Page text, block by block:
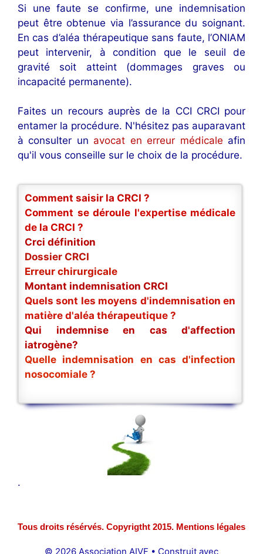
Si une faute se confirme, une indemnisation
peut être obtenue via l’assurance du soignant.
En cas d’aléa thérapeutique sans faute, l’ONIAM
peut intervenir, à condition que le seuil de
gravité soit atteint (dommages graves ou
incapacité permanente).
Faites un recours auprès de la CCI CRCI pour
entamer la procédure. N'hésitez pas auparavant
à consulter un avocat en erreur médicale afin
qu'il vous conseille sur le choix de la procédure.
Comment saisir la CRCI ?
Comment se déroule l'expertise médicale
de la CRCI ?
Crci définition
Dossier CRCI
Erreur chirurgicale
Montant indemnisation CRCI
Quels sont les moyens d'indemnisation en
matière d'aléa thérapeutique ?
Qui indemnise en cas d'affection
iatrogène?
Quelle indemnisation en cas d'infection
nosocomiale ?
.
Tous droits résérvés. Copyrigtht 2015. Mentions légales
© 2026 Association AIVF • Construit avec